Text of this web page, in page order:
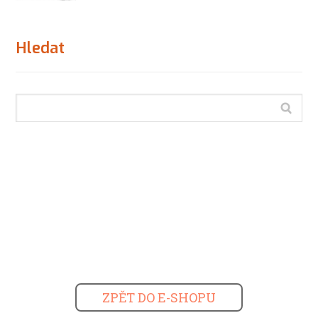
Hledat
ZPĚT DO E-SHOPU